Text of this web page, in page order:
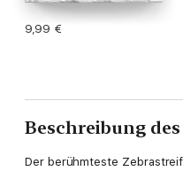
9,99 €
Beschreibung
Der berühmteste